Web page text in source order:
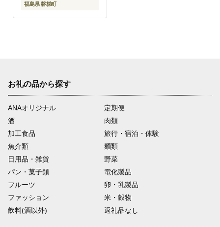
福島県 磐梯町
お礼の品から探す
ANAオリジナル
定期便
酒
肉類
加工食品
旅行・宿泊・体験
魚介類
麺類
日用品・雑貨
野菜
パン・菓子類
電化製品
フルーツ
卵・乳製品
ファッション
米・穀物
飲料(酒以外)
返礼品なし